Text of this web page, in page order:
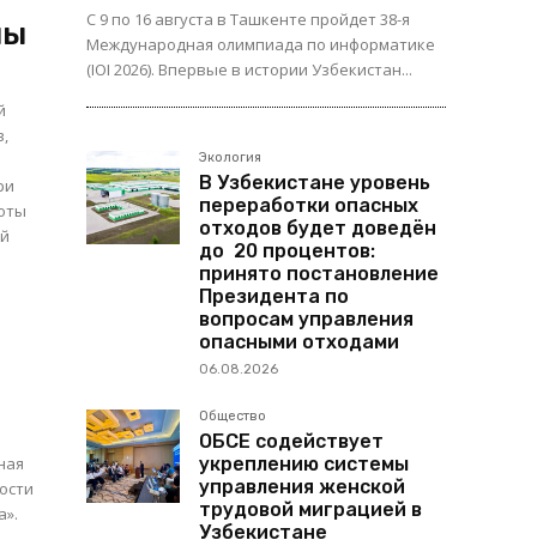
С 9 по 16 августа в Ташкенте пройдет 38-я
Международная олимпиада по информатике
(IOI 2026). Впервые в истории Узбекистан...
Экология
В Узбекистане уровень
переработки опасных
отходов будет доведён
до 20 процентов:
принято постановление
Президента по
вопросам управления
опасными отходами
06.08.2026
Общество
ОБСЕ содействует
укреплению системы
управления женской
трудовой миграцией в
Узбекистане